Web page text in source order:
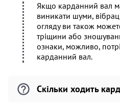
Якщо карданний вал
виникати шуми,
огляду ви також
тріщини або
ознаки, можливо,
карданний вал.
Скільки ходить